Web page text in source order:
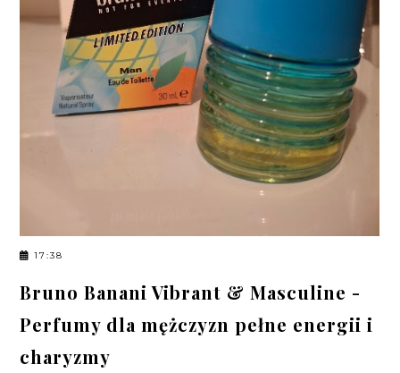
17:38
Bruno Banani Vibrant & Masculine -
Perfumy dla mężczyzn pełne energii i
charyzmy